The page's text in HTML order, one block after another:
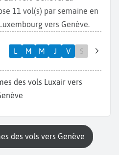
11 vol(s) par semaine en
vers Genève.
L M M J V S
des vols vers Genève